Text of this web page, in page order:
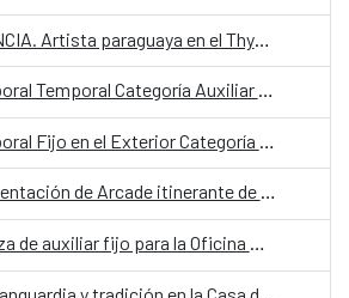
VISIÓN Y PRESENCIA. Artista paraguaya en el Thyssen
Convocatoria Laboral Temporal Categoría Auxiliar Administrativo CCEJS
Convocatoria Laboral Fijo en el Exterior Categoría Auxiliar Administrativo OCE
PURETRÓN. Presentación de Arcade itinerante de videojuegos independientes
Convocatoria plaza de auxiliar fijo para la Oficina Económica y Comercial de España en Asunción